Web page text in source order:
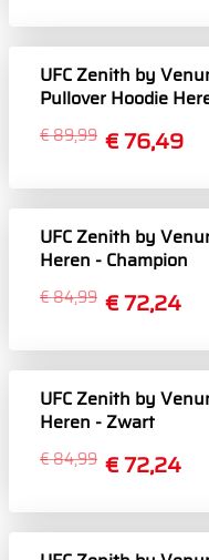
UFC Zenith by
Pullover Hoodie
€ 76,49
€ 89,99
UFC Zenith by
Heren - Champion
€ 72,24
€ 84,99
UFC Zenith by
Heren - Zwart
€ 72,24
€ 84,99